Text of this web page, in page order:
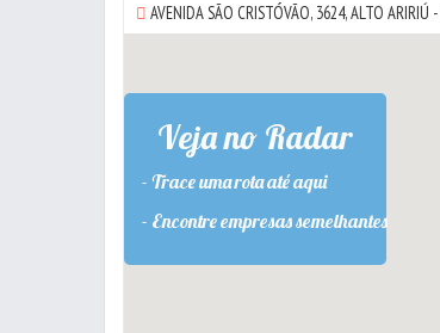
AVENIDA SÃO CRISTÓVÃO, 3624,ALTO ARIRIÚ -
Veja no Radar
- Trace uma rota até aqui
- Encontre empresas semelhantes